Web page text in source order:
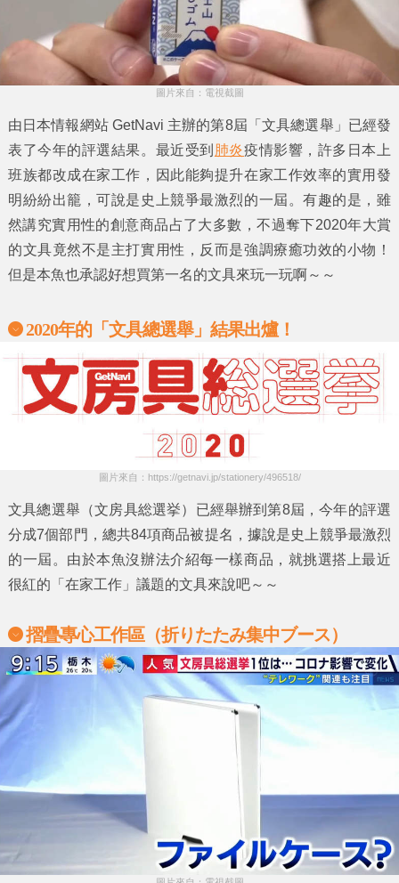
圖片來自：電視截圖
由日本情報網站 GetNavi 主辦的第8屆 「文具總選舉」 已經發
表了今年的評選結果。最近受到 肺炎疫情影響，許多日本上
班族都改成在家工作，因此能夠提升在家工作效率的實用發
明紛紛出籠，可說是史上競爭最激烈的一屆。有趣的是，雖
然講究實用性的創意商品占了大多數，不過奪下2020年大賞
的文具竟然不是主打實用性，反而是強調療癒功效的小物！
但是本魚也承認好想買第一名的文具來玩一玩啊～～
2020年的「文具總選舉」結果出爐！
圖片來自：https://getnavi.jp/stationery/496518/
文具總選舉 （文房具総選挙）已經舉辦到第8屆，今年的評選
分成7個部門，總共84項商品被提名，據說是史上競爭最激烈
的一屆。由於本魚沒辦法介紹每一樣商品，就挑選搭上最近
很紅的「 在家工作」 議題的文具來說吧～～
摺疊專心工作區（折りたたみ集中ブース）